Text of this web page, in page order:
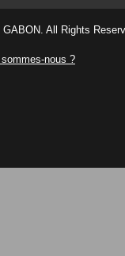
All Rights
nous ?